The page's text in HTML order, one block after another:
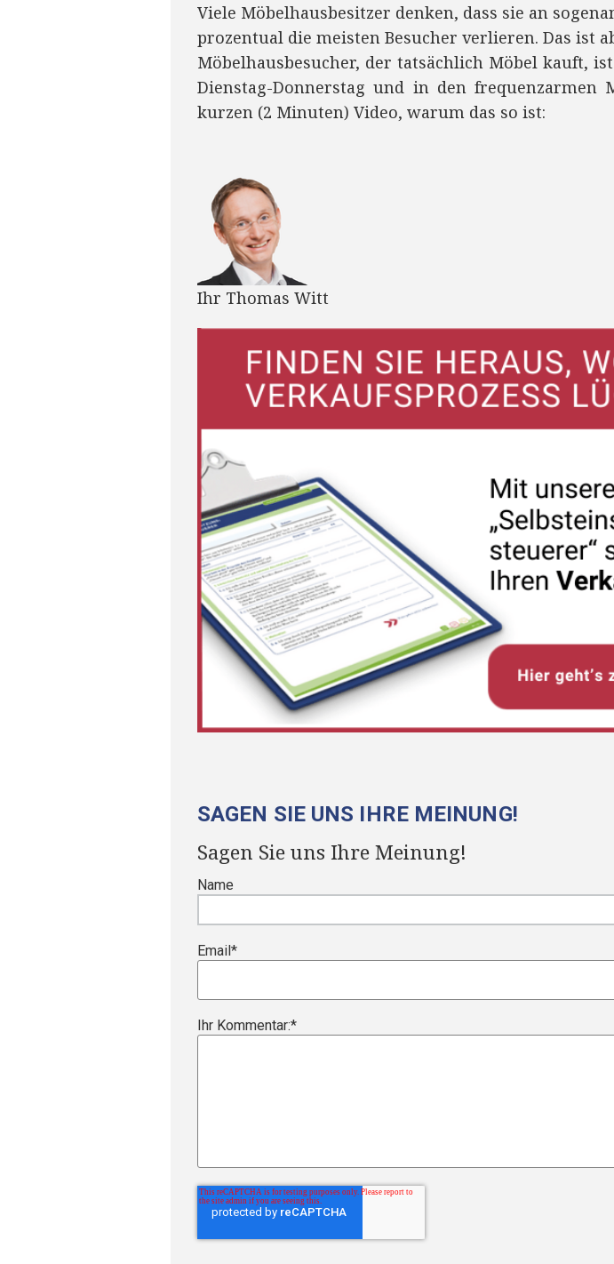
Viele Möbelhausbesitzer denken, dass sie an
prozentual die meisten Besucher verlieren. Das ist
Möbelhausbesucher, der tatsächlich Möbel kauft,
Dienstag-Donnerstag und in den
kurzen (2 Minuten) Video, warum das so ist:
Ihr Thomas Witt
SAGEN SIE UNS IHRE MEINUNG!
Sagen Sie uns Ihre Meinung!
Name
Email *
Ihr Kommentar:*